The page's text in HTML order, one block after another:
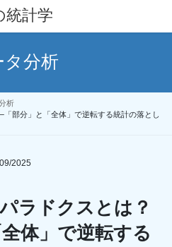
統計学
タ分析
析
部分」と「全体」で逆転する統計の落とし
2025
ラドクスとは？
体」で逆転する